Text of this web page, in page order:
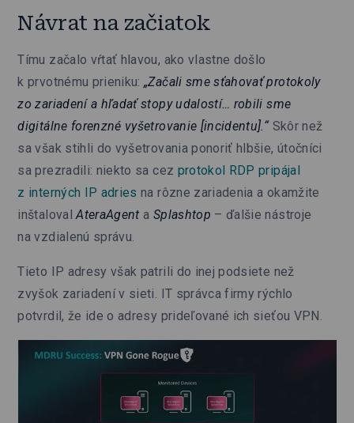
Návrat na začiatok
Tímu začalo vŕtať hlavou, ako vlastne došlo
k prvotnému prieniku:„Začali sme sťahovať protokoly
zo zariadení a hľadať stopy udalostí… robili sme
digitálne forenzné vyšetrovanie [incidentu].“ Skôr než
sa však stihli do vyšetrovania ponoriť hlbšie, útočníci
sa prezradili: niekto sa cez protokol RDP pripájal
z interných IP adries na rôzne zariadenia a okamžite
inštalovalAteraAgent a Splashtop – ďalšie nástroje
na vzdialenú správu.
Tieto IP adresy však patrili do inej podsiete než
zvyšok zariadení v sieti. IT správca firmy rýchlo
potvrdil, že ide o adresy prideľované ich sieťou VPN.